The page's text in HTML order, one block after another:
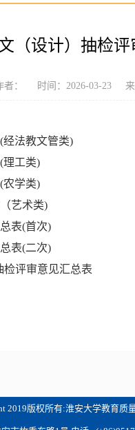
（设计）抽检
者： 时间：2026-03-23
经法教文管类)
理工类)
农学类)
艺术类)
表(首次)
表(二次)
评审意见汇总表
2019版权所有:淮安大学教育质